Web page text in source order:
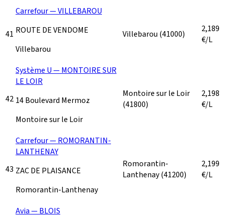
41
Carrefour — VILLEBAROU
ROUTE DE VENDOME
Villebarou
Villebarou (41000)
2,189
€/L
42
Système U — MONTOIRE SUR
LE LOIR
14 Boulevard Mermoz
Montoire sur le Loir
Montoire sur le Loir
(41800)
2,198
€/L
43
Carrefour — ROMORANTIN-
LANTHENAY
ZAC DE PLAISANCE
Romorantin-Lanthenay
Romorantin-
Lanthenay(41200)
2,199
€/L
Avia — BLOIS